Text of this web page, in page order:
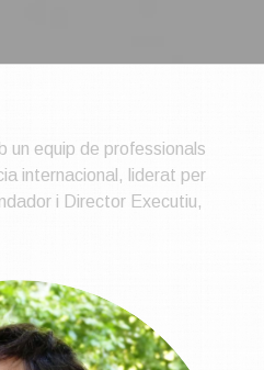
un equip de professionals
internacional, liderat per
i Director Executiu,